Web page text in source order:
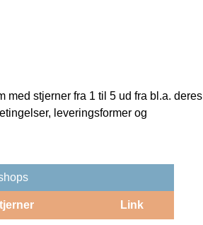
stjerner fra 1 til 5 ud fra bl.a. deres
leveringsformer og
Link